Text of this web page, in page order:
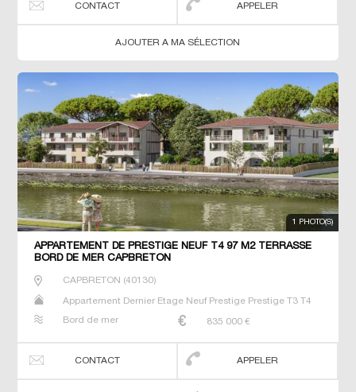
CONTACT APPELER
AJOUTER A MA SÉLECTION
1 PHOTO(S)
APPARTEMENT DE PRESTIGE NEUF T4 97 M2 TERRASSE
BORD DE MER CAPBRETON
CAPBRETON (40130)
Appartement Dernier Etage Neuf Prestige Prestige T3 T4
Bord de mer 835 000 €
CONTACT APPELER